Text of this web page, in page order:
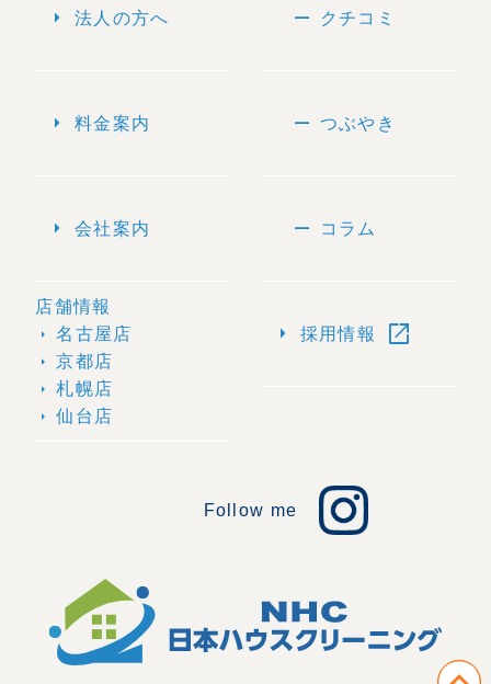
arrow_right 法人の方へ
arrow_right 料金案内
arrow_right 会社案内
店舗情報
arrow_right 名古屋店
arrow_right 京都店
arrow_right 札幌店
arrow_right 仙台店
remove クチコミ
remove つぶやき
remove コラム
arrow_right 採用情報 open_in_new
Follow me